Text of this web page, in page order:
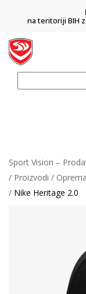
na teritoriji BIH
Sport Vision –
Proizvodi
Oprema
Nike Heritage 2.0